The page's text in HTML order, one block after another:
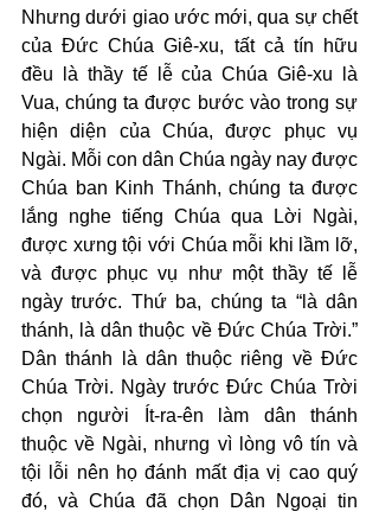
Nhưng dưới giao ước mới, qua sự chết
của Đức Chúa Giê-xu, tất cả tín hữu
đều là thầy tế lễ của Chúa Giê-xu là
Vua, chúng ta được bước vào trong sự
hiện diện của Chúa, được phục vụ
Ngài. Mỗi con dân Chúa ngày nay được
Chúa ban Kinh Thánh, chúng ta được
lắng nghe tiếng Chúa qua Lời Ngài,
được xưng tội với Chúa mỗi khi lầm lỡ,
và được phục vụ như một thầy tế lễ
ngày trước. Thứ ba, chúng ta “là dân
thánh, là dân thuộc về Đức Chúa Trời.”
Dân thánh là dân thuộc riêng về Đức
Chúa Trời. Ngày trước Đức Chúa Trời
chọn người Ít-ra-ên làm dân thánh
thuộc về Ngài, nhưng vì lòng vô tín và
tội lỗi nên họ đánh mất địa vị cao quý
đó, và Chúa đã chọn Dân Ngoại tin